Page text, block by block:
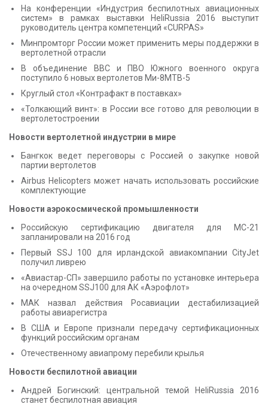
На конференции «Индустрия беспилотных авиационных
систем» в рамках выставки HeliRussia 2016 выступит
руководитель центра компетенций «CURPAS»
Минпромторг России может применить меры поддержки в
вертолетной отрасли
В объединение ВВС и ПВО Южного военного округа
поступило 6 новых вертолетов Ми-8МТВ-5
Круглый стол «Контрафакт в поставках»
«Толкающий винт»: в России все готово для революции в
вертолетостроении
Новости вертолетной индустрии в мире
Бангкок ведет переговоры с Россией о закупке новой
партии вертолетов
Airbus Helicopters может начать использовать российские
комплектующие
Новости аэрокосмической промышленности
Российскую сертификацию двигателя для МС-21
запланировали на 2016 год
Первый SSJ 100 для ирландской авиакомпании CityJet
получил ливрею
«Авиастар-СП» завершило работы по установке интерьера
на очередном SSJ100 для АК «Аэрофлот»
МАК назвал действия Росавиации дестабилизацией
работы авиарегистра
В США и Европе признали передачу сертификационных
функций российским органам
Отечественному авиапрому перебили крылья
Новости беспилотной авиации
Андрей Богинский: центральной темой HeliRussia 2016
станет беспилотная авиация